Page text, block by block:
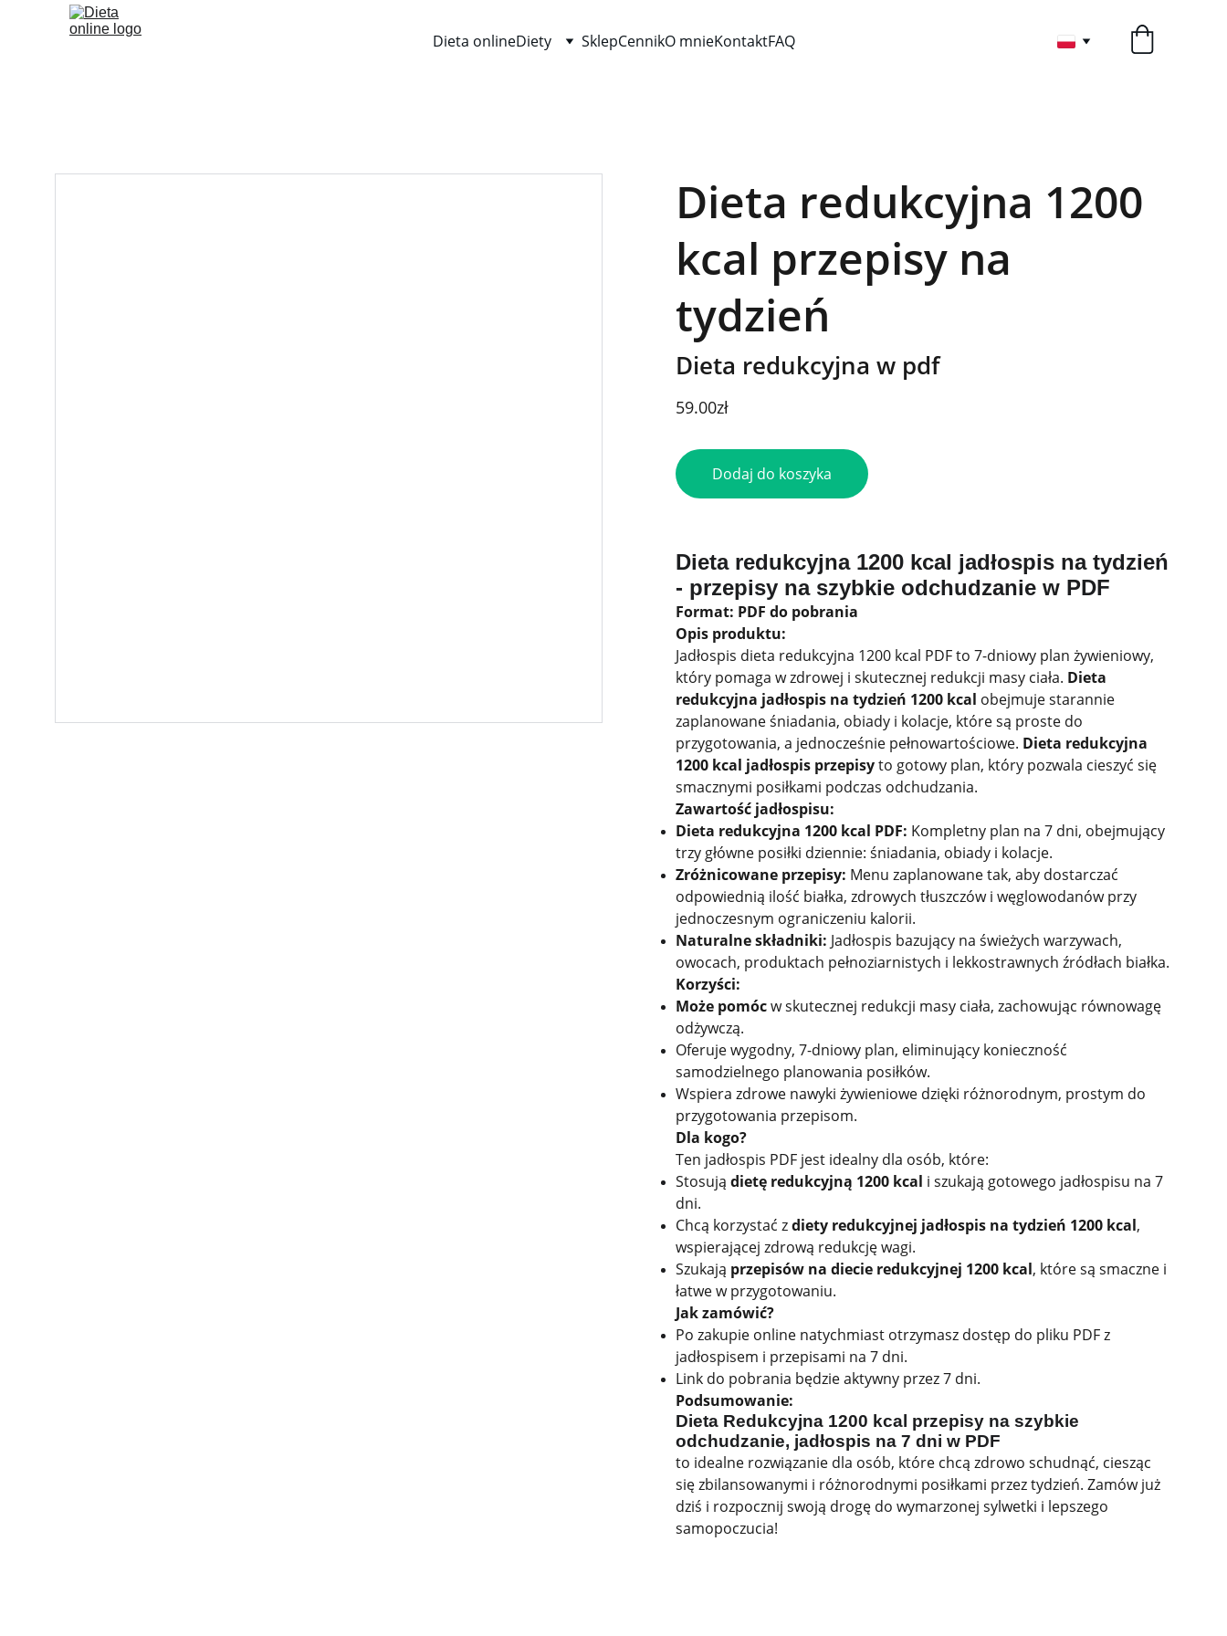
Dieta onlineDiety SklepCennikO mnieKontaktFAQ
Dieta redukcyjna 1200
kcal przepisy na
tydzień
Dieta redukcyjna w pdf
59.00zł
Dodaj do koszyka
Dieta redukcyjna 1200 kcal jadłospis na tydzień
- przepisy na szybkie odchudzanie w PDF
Format: PDF do pobrania
Opis produktu:
Jadłospis dieta redukcyjna 1200 kcal PDF to 7-dniowy plan żywieniowy,
który pomaga w zdrowej i skutecznej redukcji masy ciała. Dieta
redukcyjna jadłospis na tydzień 1200 kcal obejmuje starannie
zaplanowane śniadania, obiady i kolacje, które są proste do
przygotowania, a jednocześnie pełnowartościowe. Dieta redukcyjna
1200 kcal jadłospis przepisyto gotowy plan, który pozwala cieszyć się
smacznymi posiłkami podczas odchudzania.
Zawartość jadłospisu:
Dieta redukcyjna 1200 kcal PDF: Kompletny plan na 7 dni, obejmujący
trzy główne posiłki dziennie: śniadania, obiady i kolacje.
Zróżnicowane przepisy: Menu zaplanowane tak, aby dostarczać
odpowiednią ilość białka, zdrowych tłuszczów i węglowodanów przy
jednoczesnym ograniczeniu kalorii.
Naturalne składniki: Jadłospis bazujący na świeżych warzywach,
owocach, produktach pełnoziarnistych i lekkostrawnych źródłach białka.
Korzyści:
Może pomócw skutecznej redukcji masy ciała, zachowując równowagę
odżywczą.
Oferuje wygodny, 7-dniowy plan, eliminujący konieczność
samodzielnego planowania posiłków.
Wspiera zdrowe nawyki żywieniowe dzięki różnorodnym, prostym do
przygotowania przepisom.
Dla kogo?
Ten jadłospis PDF jest idealny dla osób, które:
Stosują dietę redukcyjną 1200 kcal i szukają gotowego jadłospisu na 7
dni.
Chcą korzystać zdiety redukcyjnej jadłospis na tydzień 1200 kcal,
wspierającej zdrową redukcję wagi.
Szukają przepisów na diecie redukcyjnej 1200 kcal, które są smaczne i
łatwe w przygotowaniu.
Jak zamówić?
Po zakupie online natychmiast otrzymasz dostęp do pliku PDF z
jadłospisem i przepisami na 7 dni.
Link do pobrania będzie aktywny przez 7 dni.
Podsumowanie:
Dieta Redukcyjna 1200 kcal przepisy na szybkie
odchudzanie, jadłospis na 7 dni w PDF
to idealne rozwiązanie dla osób, które chcą zdrowo schudnąć, ciesząc
się zbilansowanymi i różnorodnymi posiłkami przez tydzień. Zamów już
dziś i rozpocznij swoją drogę do wymarzonej sylwetki i lepszego
samopoczucia!